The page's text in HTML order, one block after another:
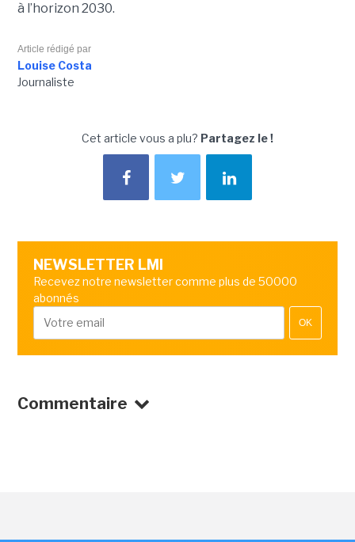
à l’horizon 2030.
Article rédigé par
Louise Costa
Journaliste
Cet article vous a plu? Partagez le !
NEWSLETTER LMI
Recevez notre newsletter comme plus de 50000
abonnés
OK
Commentaire